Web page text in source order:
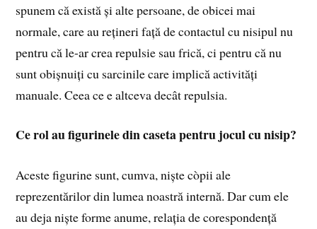
spunem că există și alte persoane, de obicei mai
normale, care au rețineri față de contactul cu nisipul nu
pentru că le-ar crea repulsie sau frică, ci pentru că nu
sunt obișnuiți cu sarcinile care implică activități
manuale. Ceea ce e altceva decât repulsia.
Ce rol au figurinele din caseta pentru jocul cu nisip?
Aceste figurine sunt, cumva, niște còpii ale
reprezentărilor din lumea noastră internă. Dar cum ele
au deja niște forme anume, relația de corespondență